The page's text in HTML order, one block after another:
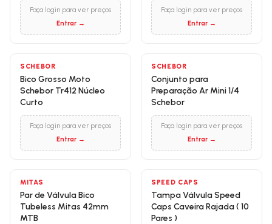
Faça login para ver preços
Entrar →
Faça login para ver preços
Entrar →
SCHEBOR
Bico Grosso Moto
Schebor Tr412 Núcleo
Curto
Faça login para ver preços
Entrar →
SCHEBOR
Conjunto para
Preparação Ar Mini 1/4
Schebor
Faça login para ver preços
Entrar →
MITAS
Par de Válvula Bico
Tubeless Mitas 42mm
MTB
SPEED CAPS
Tampa Válvula Speed
Caps Caveira Rajada ( 10
Pares )